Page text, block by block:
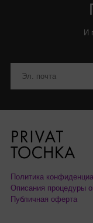
И
Политика
Описания процедуры
Публичная оферта